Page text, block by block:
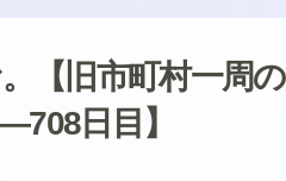
【旧市町村一周
日目】